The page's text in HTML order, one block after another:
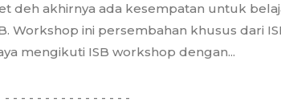
deh akhirnya ada kesempatan untuk
Workshop ini persembahan khusus dari
mengikuti ISB workshop dengan...